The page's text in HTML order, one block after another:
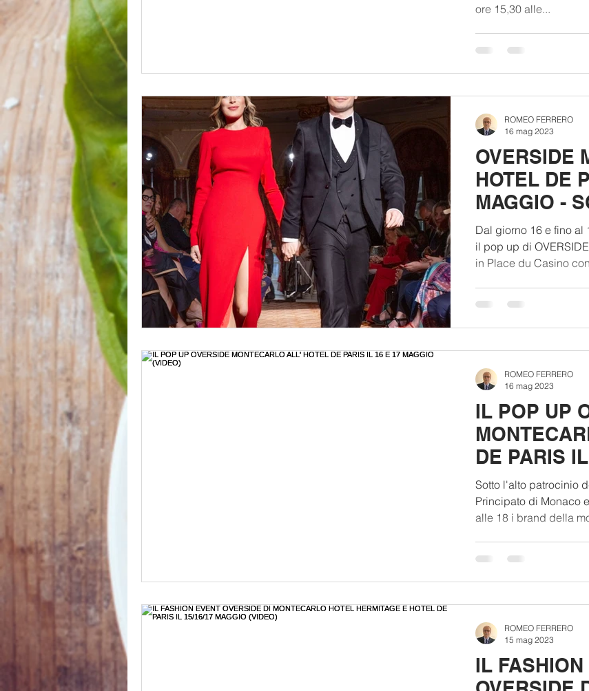
ore 15,30 alle...
OVERSIDE
HOTEL DE
MAGGIO -
GIOVANI
Dal giorno 16 e fino al
il pop up di
in Place du Casino
ROMEO FERRERO
16 mag 2023
IL POP UP
DE PARIS
(VIDEO)
Sotto l'alto patrocinio
Principato di Monaco
alle 18 i brand della
ROMEO FERRERO
16 mag 2023
IL
ROMEO FERRERO
15 mag 2023